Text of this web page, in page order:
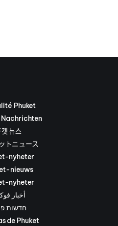
Phuket
뉴스
トニュース
nyheter
nieuws
nyheter
أخبار
חדשות
de Phuket